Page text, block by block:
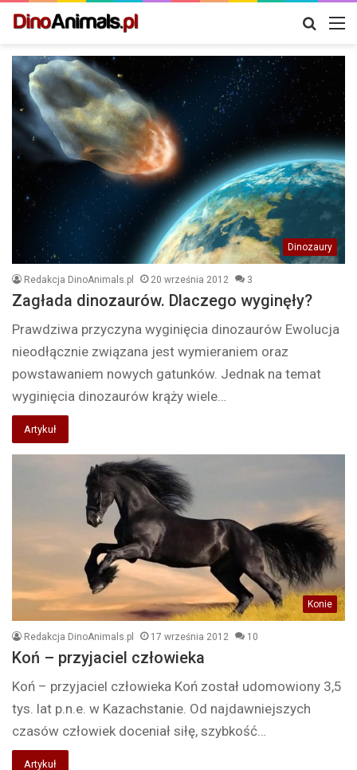
Szukaj
Dinozaury
Redakcja DinoAnimals.pl 20 września 2012 3
Zagłada dinozaurów. Dlaczego wyginęły?
Prawdziwa przyczyna wyginięcia dinozaurów Ewolucja
nieodłącznie związana jest wymieraniem oraz
powstawaniem nowych gatunków. Jednak na temat
wyginięcia dinozaurów krąży wiele…
Artykuł
Konie
Redakcja DinoAnimals.pl 17 września 2012 10
Koń – przyjaciel człowieka
Koń – przyjaciel człowieka Koń został udomowiony 3,5
tys. lat p.n.e. w Kazachstanie. Od najdawniejszych
czasów człowiek doceniał siłę, szybkość…
Artykuł